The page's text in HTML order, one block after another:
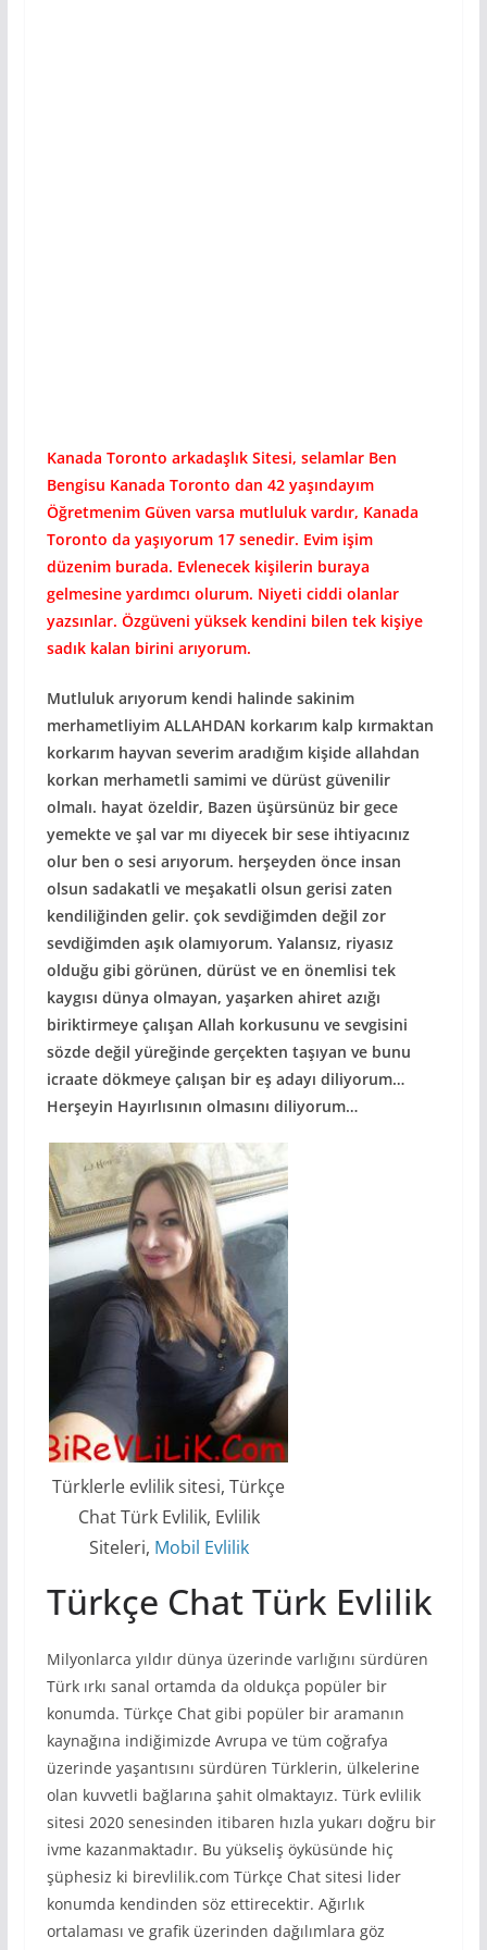
Kanada Toronto arkadaşlıkSitesi, selamlar Ben
Bengisu Kanada Toronto dan 42 yaşındayım
Öğretmenim Güven varsa mutluluk vardır, Kanada
Toronto da yaşıyorum 17 senedir. Evim işim
düzenim burada. Evlenecek kişilerin buraya
gelmesine yardımcı olurum. Niyeti ciddi olanlar
yazsınlar. Özgüveni yüksek kendini bilen tek kişiye
sadık kalan birini arıyorum.
Mutluluk arıyorum kendi halinde sakinim
merhametliyim ALLAHDAN korkarım kalp kırmaktan
korkarım hayvan severim aradığım kişide allahdan
korkan merhametli samimi ve dürüst güvenilir
olmalı. hayat özeldir, Bazen üşürsünüz bir gece
yemekte ve şal var mı diyecek bir sese ihtiyacınız
olur ben o sesi arıyorum. herşeyden önce insan
olsun sadakatli ve meşakatli olsun gerisi zaten
kendiliğinden gelir. çok sevdiğimden değil zor
sevdiğimden aşık olamıyorum. Yalansız, riyasız
olduğu gibi görünen, dürüst ve en önemlisi tek
kaygısı dünya olmayan, yaşarken ahiret azığı
biriktirmeye çalışan Allah korkusunu ve sevgisini
sözde değil yüreğinde gerçekten taşıyan ve bunu
icraate dökmeye çalışan bir eş adayı diliyorum…
Herşeyin Hayırlısının olmasını diliyorum…
Türklerle evlilik sitesi, Türkçe
Chat Türk Evlilik, Evlilik
Siteleri, Mobil Evlilik
Türkçe Chat Türk Evlilik
Milyonlarca yıldır dünya üzerinde varlığını sürdüren
Türk ırkı sanal ortamda da oldukça popüler bir
konumda. Türkçe Chat gibi popüler bir aramanın
kaynağına indiğimizde Avrupa ve tüm coğrafya
üzerinde yaşantısını sürdüren Türklerin, ülkelerine
olan kuvvetli bağlarına şahit olmaktayız. Türk evlilik
sitesi 2020 senesinden itibaren hızla yukarı doğru bir
ivme kazanmaktadır. Bu yükseliş öyküsünde hiç
şüphesiz ki birevlilik.com Türkçe Chat sitesi lider
konumda kendinden söz ettirecektir. Ağırlık
ortalaması ve grafik üzerinden dağılımlara göz